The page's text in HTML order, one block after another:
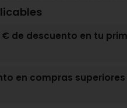
€ de descuento en tu
en compras